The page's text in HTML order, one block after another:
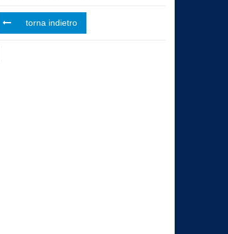
torna indietro